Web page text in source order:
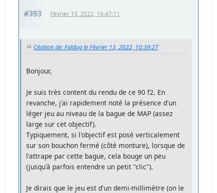
#393 Février 13, 2022, 16:47:11
Citation de: Faldug le Février 13, 2022, 10:39:27
Bonjour,
Je suis très content du rendu de ce 90 f2. En
revanche, j'ai rapidement noté la présence d'un
léger jeu au niveau de la bague de MAP (assez
large sur cet objectif).
Typiquement, si l'objectif est posé verticalement
sur son bouchon fermé (côté monture), lorsque de
l'attrape par cette bague, cela bouge un peu
(jusqu'à parfois entendre un petit "clic").
Je dirais que le jeu est d'un demi-millimètre (on le